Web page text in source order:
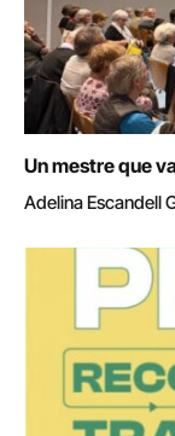
Un mestre que
Adelina Escandell